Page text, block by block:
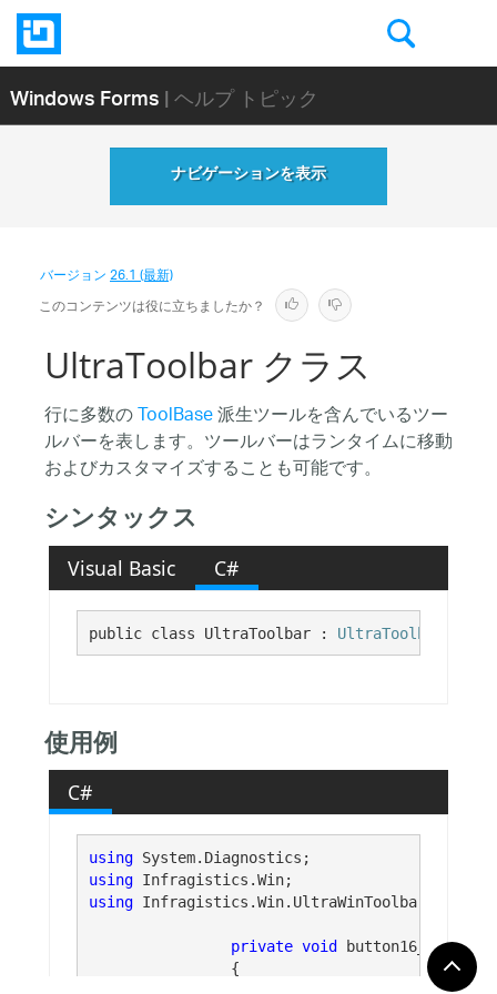
Windows Forms| ヘルプ トピック
ナビゲーションを表示
バージョン26.1 (最新)
このコンテンツは役に立ちましたか？
UltraToolbar クラス
行に多数のToolBase派生ツールを含んでいるツー
ルバーを表します。ツールバーはランタイムに移動
およびカスタマイズすることも可能です。
シンタックス
Visual Basic C#
public class UltraToolbar : UltraToolbarBase
使用例
C#
using
using
using Infragistics.Win.UltraWinToolbars;
private void button16_Click(